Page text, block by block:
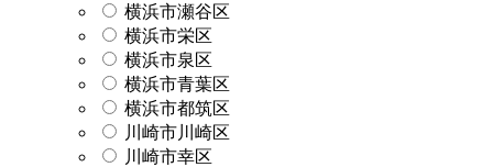
横浜市瀬谷区
横浜市栄区
横浜市泉区
横浜市青葉区
横浜市都筑区
川崎市川崎区
川崎市幸区